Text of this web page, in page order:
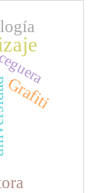
Grafiti